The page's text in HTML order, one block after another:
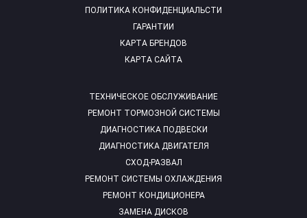
ТЕХНИЧЕСКОЕ ОБСЛУЖИВАНИЕ
РЕМОНТ ТОРМОЗНОЙ СИСТЕМЫ
ДИАГНОСТИКА ПОДВЕСКИ
ДИАГНОСТИКА ДВИГАТЕЛЯ
СХОД-РАЗВАЛ
РЕМОНТ СИСТЕМЫ ОХЛАЖДЕНИЯ
РЕМОНТ КОНДИЦИОНЕРА
ЗАМЕНА ДИСКОВ
ПОЛИТИКА КОНФИДЕНЦИАЛЬСТИ
ГАРАНТИИ
КАРТА БРЕНДОВ
КАРТА САЙТА